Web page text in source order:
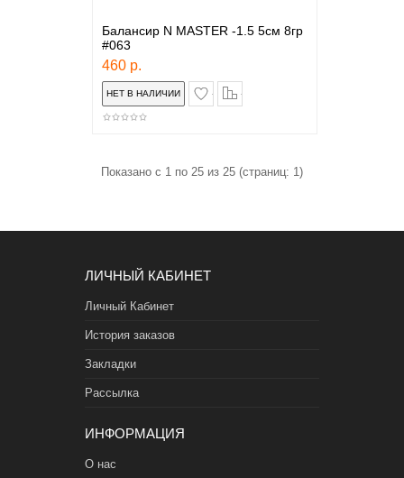
Балансир N MASTER -1.5 5см 8гр
#063
460 р.
в закладки
Показано с 1 по 25 из 25 (страниц: 1)
ЛИЧНЫЙ КАБИНЕТ
Личный Кабинет
История заказов
Закладки
Рассылка
ИНФОРМАЦИЯ
О нас